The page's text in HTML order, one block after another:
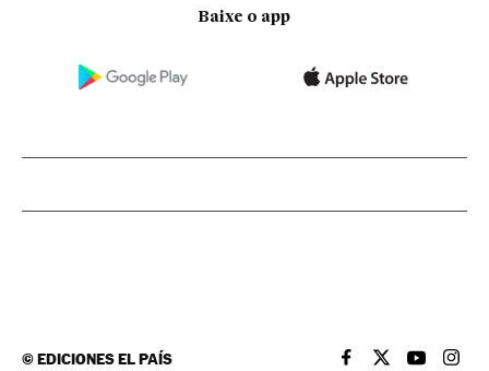
Baixe o app
©EDICIONES EL PAÍS EL PAÍS BRASIL EN
EL PAÍSEL PAÍS
EL